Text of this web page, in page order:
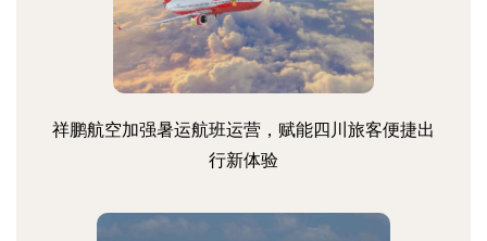
祥鹏航空加强暑运航班运营，赋能四川旅客便捷出
行新体验